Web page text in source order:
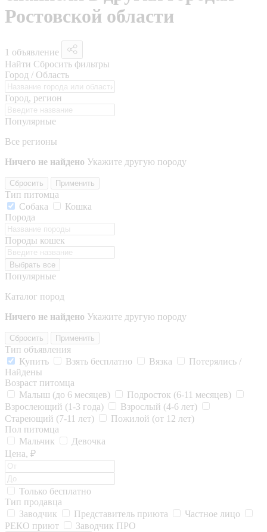
Ростовской области
1 объявление
Найти Сбросить фильтры
Город / Область
Город, регион
Популярные
Все регионы
Ничего не найдено Укажите другую породу
Сбросить Применить
Тип питомца
Собака
Кошка
Порода
Породы кошек
Выбрать все
Популярные
Каталог пород
Ничего не найдено Укажите другую породу
Сбросить Применить
Тип объявления
Купить
Взять бесплатно Вязка
Потерялись /
Найдены
Возраст питомца
Малыш (до 6 месяцев)
Подросток (6-11 месяцев)
Взрослеющий (1-3 года)
Взрослый (4-6 лет)
Стареющий (7-11 лет)
Пожилой (от 12 лет)
Пол питомца
Мальчик
Девочка
Цена, ₽
Только бесплатно
Тип продавца
Заводчик
Представитель приюта
Частное лицо
РЕКО приют
Заводчик ПРО